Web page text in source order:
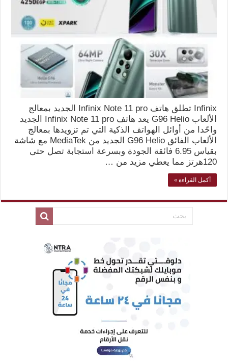
Infinix تطلق هاتف Infinix Note 11 pro الجديد بمعالج
الألعاب G96 Helio يعد هاتف Infinix Note 11 pro الجديد
واحًدا من أوائل الهواتف الذكية التي تم تزويدها بمعالج
الألعاب الفائق G96 Helio الجديد من MediaTek مع شاشة
بقياس 6.95 فائقة الجودة وبسرعة استجابة تصل حتى
120هرتز مما يعطي مزيد من …
أكمل القراءة »